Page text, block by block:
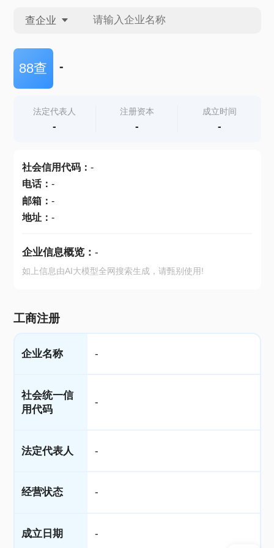
查企业
查企业
查产地
88查 -
法定代表人
-
注册资本
-
成立时间
-
社会信用代码： -
电话： -
邮箱： -
地址： -
企业信息概览： -
如上信息由AI大模型全网搜索生成，请甄别使用!
工商注册
企业名称 -
社会统一信
用代码
-
法定代表人 -
经营状态 -
成立日期 -